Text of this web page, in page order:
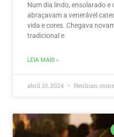
Num dia lindo, ensolarado
abraçavam a venerável
vida e cores. Chegava
tradicional e
LEIA MAIS »
abril 10, 2024 Nenhum